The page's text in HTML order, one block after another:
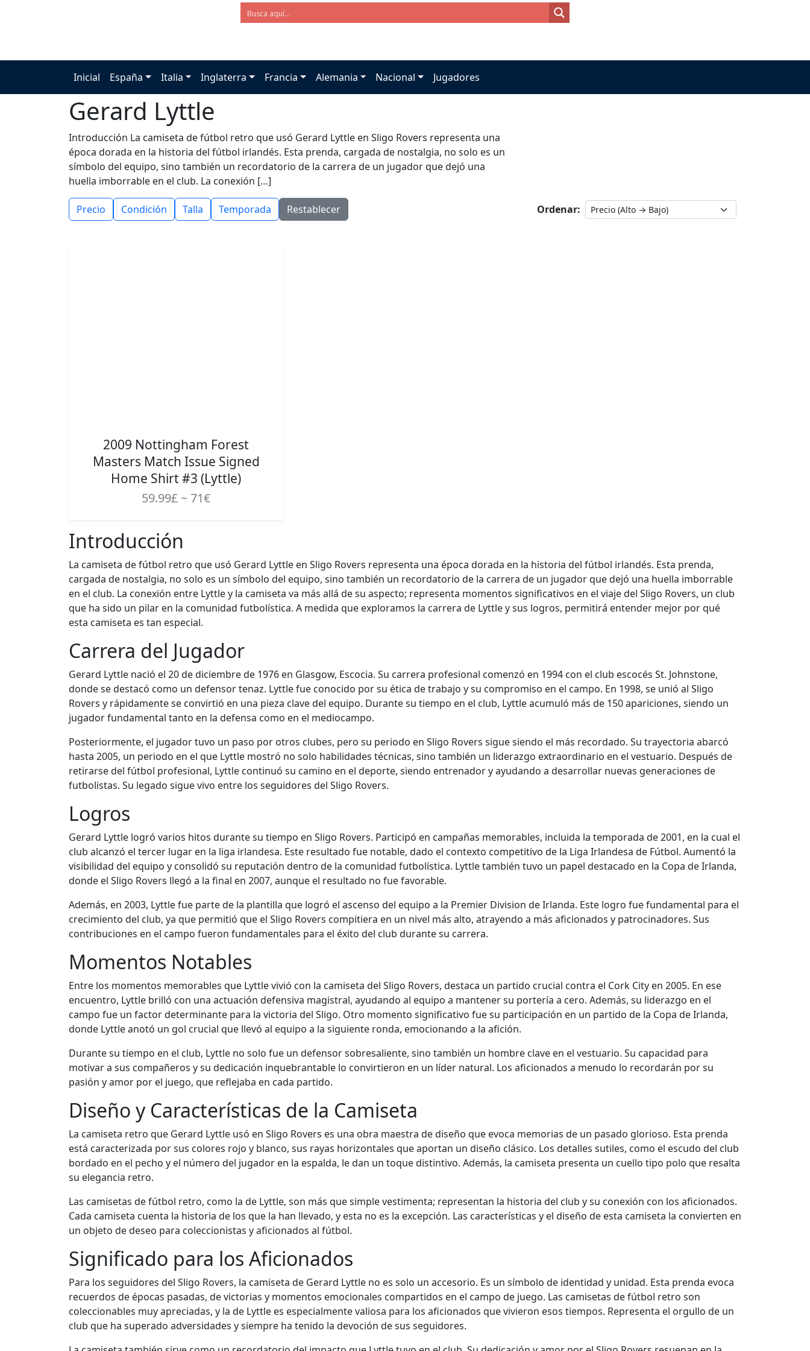
Inicial España Italia Inglaterra Francia Alemania Nacional Jugadores
Gerard Lyttle
Introducción La camiseta de fútbol retro que usó Gerard Lyttle en Sligo Rovers representa una
época dorada en la historia del fútbol irlandés. Esta prenda, cargada de nostalgia, no solo es un
símbolo del equipo, sino también un recordatorio de la carrera de un jugador que dejó una
huella imborrable en el club. La conexión […]
Precio Condición Talla Temporada Restablecer Ordenar:
2009 Nottingham Forest
Masters Match Issue Signed
Home Shirt #3 (Lyttle)
59.99£ ~ 71€
Introducción
La camiseta de fútbol retro que usó Gerard Lyttle en Sligo Rovers representa una época dorada en la historia del fútbol irlandés. Esta prenda,
cargada de nostalgia, no solo es un símbolo del equipo, sino también un recordatorio de la carrera de un jugador que dejó una huella imborrable
en el club. La conexión entre Lyttle y la camiseta va más allá de su aspecto; representa momentos significativos en el viaje del Sligo Rovers, un club
que ha sido un pilar en la comunidad futbolística. A medida que exploramos la carrera de Lyttle y sus logros, permitirá entender mejor por qué
esta camiseta es tan especial.
Carrera del Jugador
Gerard Lyttle nació el 20 de diciembre de 1976 en Glasgow, Escocia. Su carrera profesional comenzó en 1994 con el club escocés St. Johnstone,
donde se destacó como un defensor tenaz. Lyttle fue conocido por su ética de trabajo y su compromiso en el campo. En 1998, se unió al Sligo
Rovers y rápidamente se convirtió en una pieza clave del equipo. Durante su tiempo en el club, Lyttle acumuló más de 150 apariciones, siendo un
jugador fundamental tanto en la defensa como en el mediocampo.
Posteriormente, el jugador tuvo un paso por otros clubes, pero su periodo en Sligo Rovers sigue siendo el más recordado. Su trayectoria abarcó
hasta 2005, un periodo en el que Lyttle mostró no solo habilidades técnicas, sino también un liderazgo extraordinario en el vestuario. Después de
retirarse del fútbol profesional, Lyttle continuó su camino en el deporte, siendo entrenador y ayudando a desarrollar nuevas generaciones de
futbolistas. Su legado sigue vivo entre los seguidores del Sligo Rovers.
Logros
Gerard Lyttle logró varios hitos durante su tiempo en Sligo Rovers. Participó en campañas memorables, incluida la temporada de 2001, en la cual el
club alcanzó el tercer lugar en la liga irlandesa. Este resultado fue notable, dado el contexto competitivo de la Liga Irlandesa de Fútbol. Aumentó la
visibilidad del equipo y consolidó su reputación dentro de la comunidad futbolística. Lyttle también tuvo un papel destacado en la Copa de Irlanda,
donde el Sligo Rovers llegó a la final en 2007, aunque el resultado no fue favorable.
Además, en 2003, Lyttle fue parte de la plantilla que logró el ascenso del equipo a la Premier Division de Irlanda. Este logro fue fundamental para el
crecimiento del club, ya que permitió que el Sligo Rovers compitiera en un nivel más alto, atrayendo a más aficionados y patrocinadores. Sus
contribuciones en el campo fueron fundamentales para el éxito del club durante su carrera.
Momentos Notables
Entre los momentos memorables que Lyttle vivió con la camiseta del Sligo Rovers, destaca un partido crucial contra el Cork City en 2005. En ese
encuentro, Lyttle brilló con una actuación defensiva magistral, ayudando al equipo a mantener su portería a cero. Además, su liderazgo en el
campo fue un factor determinante para la victoria del Sligo. Otro momento significativo fue su participación en un partido de la Copa de Irlanda,
donde Lyttle anotó un gol crucial que llevó al equipo a la siguiente ronda, emocionando a la afición.
Durante su tiempo en el club, Lyttle no solo fue un defensor sobresaliente, sino también un hombre clave en el vestuario. Su capacidad para
motivar a sus compañeros y su dedicación inquebrantable lo convirtieron en un líder natural. Los aficionados a menudo lo recordarán por su
pasión y amor por el juego, que reflejaba en cada partido.
Diseño y Características de la Camiseta
La camiseta retro que Gerard Lyttle usó en Sligo Rovers es una obra maestra de diseño que evoca memorias de un pasado glorioso. Esta prenda
está caracterizada por sus colores rojo y blanco, sus rayas horizontales que aportan un diseño clásico. Los detalles sutiles, como el escudo del club
bordado en el pecho y el número del jugador en la espalda, le dan un toque distintivo. Además, la camiseta presenta un cuello tipo polo que resalta
su elegancia retro.
Las camisetas de fútbol retro, como la de Lyttle, son más que simple vestimenta; representan la historia del club y su conexión con los aficionados.
Cada camiseta cuenta la historia de los que la han llevado, y esta no es la excepción. Las características y el diseño de esta camiseta la convierten en
un objeto de deseo para coleccionistas y aficionados al fútbol.
Significado para los Aficionados
Para los seguidores del Sligo Rovers, la camiseta de Gerard Lyttle no es solo un accesorio. Es un símbolo de identidad y unidad. Esta prenda evoca
recuerdos de épocas pasadas, de victorias y momentos emocionales compartidos en el campo de juego. Las camisetas de fútbol retro son
coleccionables muy apreciadas, y la de Lyttle es especialmente valiosa para los aficionados que vivieron esos tiempos. Representa el orgullo de un
club que ha superado adversidades y siempre ha tenido la devoción de sus seguidores.